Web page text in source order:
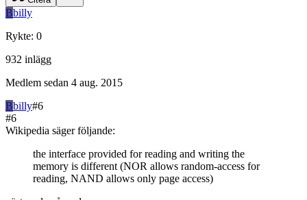
Bbilly
Rykte: 0
932 inlägg
Medlem sedan 4 aug. 2015
Bbilly#6
#6
Wikipedia säger följande:
the interface provided for reading and writing the
memory is different (NOR allows random-access for
reading, NAND allows only page access)